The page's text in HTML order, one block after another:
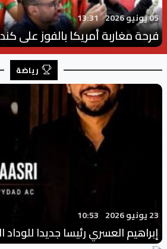
05 يونيو 2026 13:31
فرحة مغاربة أمريكا بالفوز على
رياضة
23 يونيو 2026 10:53
إبراهيم العسري رئيسا جديدا للوداد